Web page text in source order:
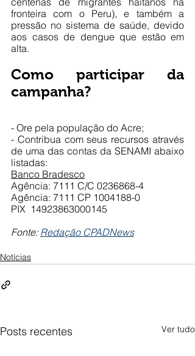
fronteira com o Peru), e também a
pressão no sistema de saúde, devido
aos casos de dengue que estão em
alta.
Como participar da
campanha?
- Ore pela população do Acre;
- Contribua com seus recursos através
de uma das contas da SENAMI abaixo
listadas:
Banco Bradesco
Agência: 7111 C/C 0236868-4
Agência: 7111 CP 1004188-0
PIX  14923863000145
Fonte: Redação CPADNews
Notícias
Posts recentes Ver tudo